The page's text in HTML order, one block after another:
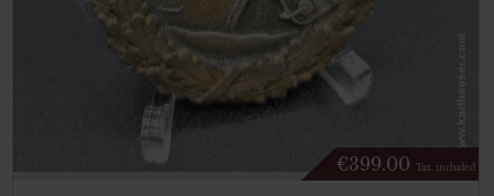
€399.00 Tax. included